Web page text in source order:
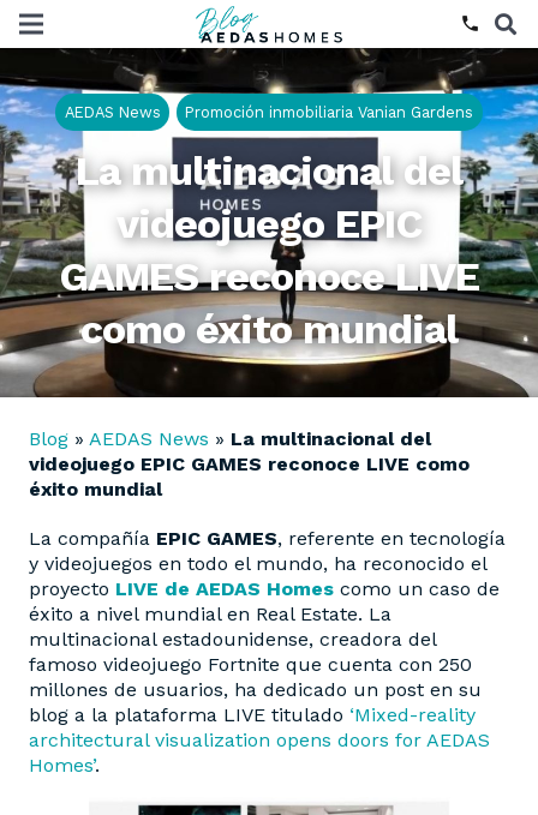
phone
AEDAS News Promoción inmobiliaria Vanian Gardens
La multinacional del
videojuego EPIC
GAMES reconoce LIVE
como éxito mundial
Blog » AEDAS News » La multinacional del
videojuego EPIC GAMES reconoce LIVE como
éxito mundial
La compañía EPIC GAMES, referente en tecnología
y videojuegos en todo el mundo, ha reconocido el
proyecto LIVE de AEDAS Homes como un caso de
éxito a nivel mundial en Real Estate. La
multinacional estadounidense, creadora del
famoso videojuego Fortnite que cuenta con 250
millones de usuarios, ha dedicado un post en su
blog a la plataforma LIVE titulado ‘Mixed-reality
architectural visualization opens doors for AEDAS
Homes’.